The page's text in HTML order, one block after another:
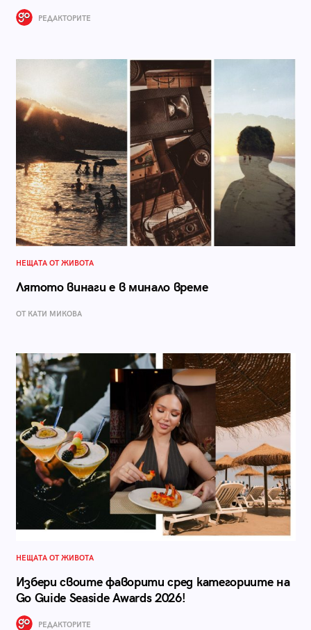
РЕДАКТОРИТЕ
НЕЩАТА ОТ ЖИВОТА
Лятото винаги е в минало време
ОТ КАТИ МИКОВА
НЕЩАТА ОТ ЖИВОТА
Избери своите фаворити сред категориите на
Go Guide Seaside Awards 2026!
РЕДАКТОРИТЕ